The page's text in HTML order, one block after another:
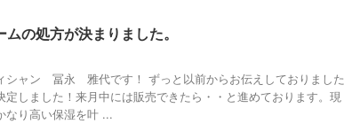
の処方が決まりました。
シャン 冨永 雅代です！ ずっと以前からお伝えしておりました
定しました！来月中には販売できたら・・と進めております。現
なり高い保湿を叶 ...